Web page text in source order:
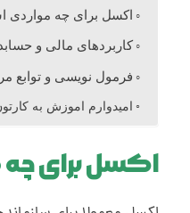
و
ر
اکسل برای چه مواردی
کاربردهای مالی و
فرمول نویسی و توابع
امیدوارم اموزش به
اکسل برای چه